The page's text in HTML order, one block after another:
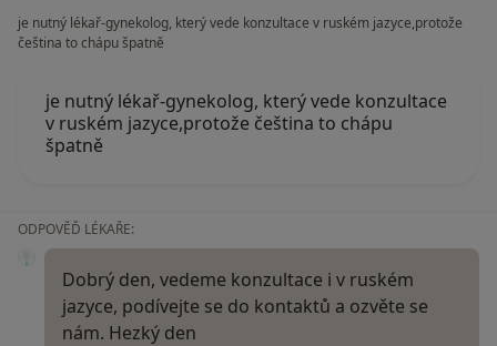
je nutný lékař-gynekolog, který vede konzultace v ruském jazyce,protože
čeština to chápu špatně
je nutný lékař-gynekolog, který vede konzultace
v ruském jazyce,protože čeština to chápu
špatně
ODPOVĚĎ LÉKAŘE:
Dobrý den, vedeme konzultace i v ruském
jazyce, podívejte se do kontaktů a ozvěte se
nám. Hezký den